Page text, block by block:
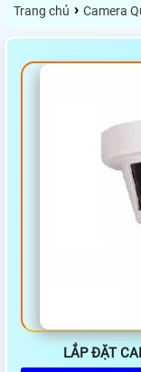
Trang chủ › Camera
LẮP ĐẶT